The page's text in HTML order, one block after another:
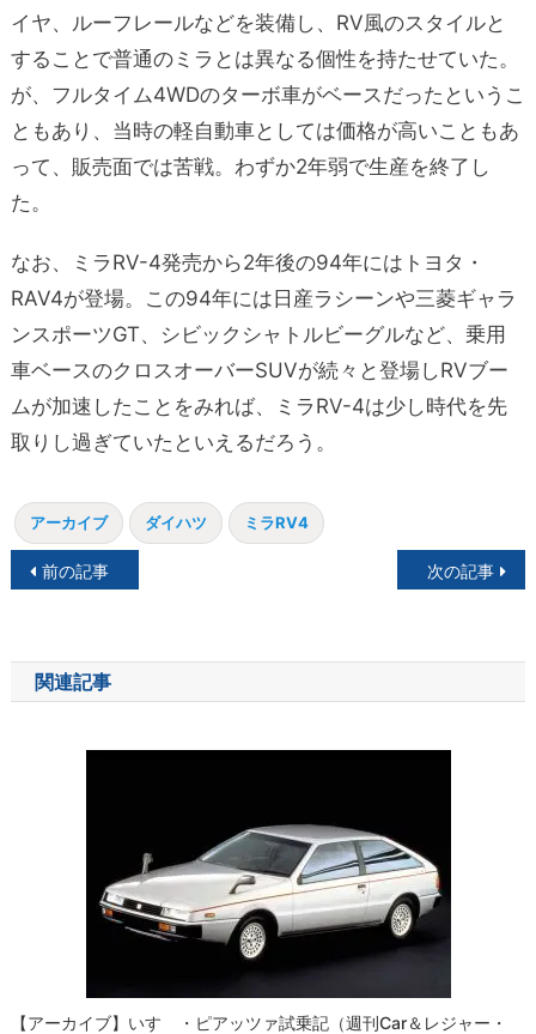
イヤ、ルーフレールなどを装備し、RV風のスタイルと
することで普通のミラとは異なる個性を持たせていた。
が、フルタイム4WDのターボ車がベースだったというこ
ともあり、当時の軽自動車としては価格が高いこともあ
って、販売面では苦戦。わずか2年弱で生産を終了し
た。
なお、ミラRV-4発売から2年後の94年にはトヨタ・
RAV4が登場。この94年には日産ラシーンや三菱ギャラ
ンスポーツGT、シビックシャトルビーグルなど、乗用
車ベースのクロスオーバーSUVが続々と登場しRVブー
ムが加速したことをみれば、ミラRV-4は少し時代を先
取りし過ぎていたといえるだろう。
アーカイブ ダイハツ ミラRV4
投
ナ
ビ
前の記事 次の記事
関連記事
【アーカイブ】いすゞ・ピアッツァ試乗記（週刊Car＆レジャー・